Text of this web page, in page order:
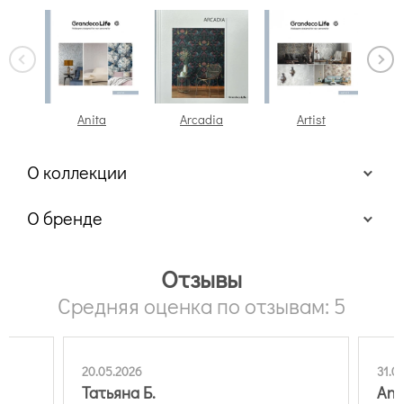
Anita Arcadia Artist
О коллекции
О бренде
Отзывы
Средняя оценка по отзывам: 5
20.05.2026
Татьяна Б.